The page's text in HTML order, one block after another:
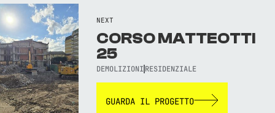
NEXT
CORSO MATTEOTTI
25
DEMOLIZIONI RESIDENZIALE
GUARDA IL PROGETTO